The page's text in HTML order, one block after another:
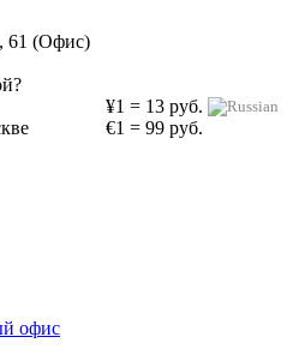
61 (Офис)
¥1 = 13 руб.
€1 = 99 руб.
офис